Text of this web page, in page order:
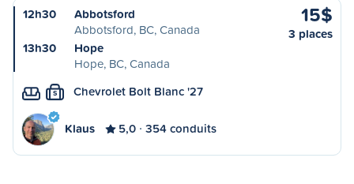
12h30
Abbotsford
Abbotsford, BC, Canada
13h30
Hope
Hope, BC, Canada
15$
3 places
S Chevrolet Bolt Blanc '27
Klaus 5,0 354 conduits